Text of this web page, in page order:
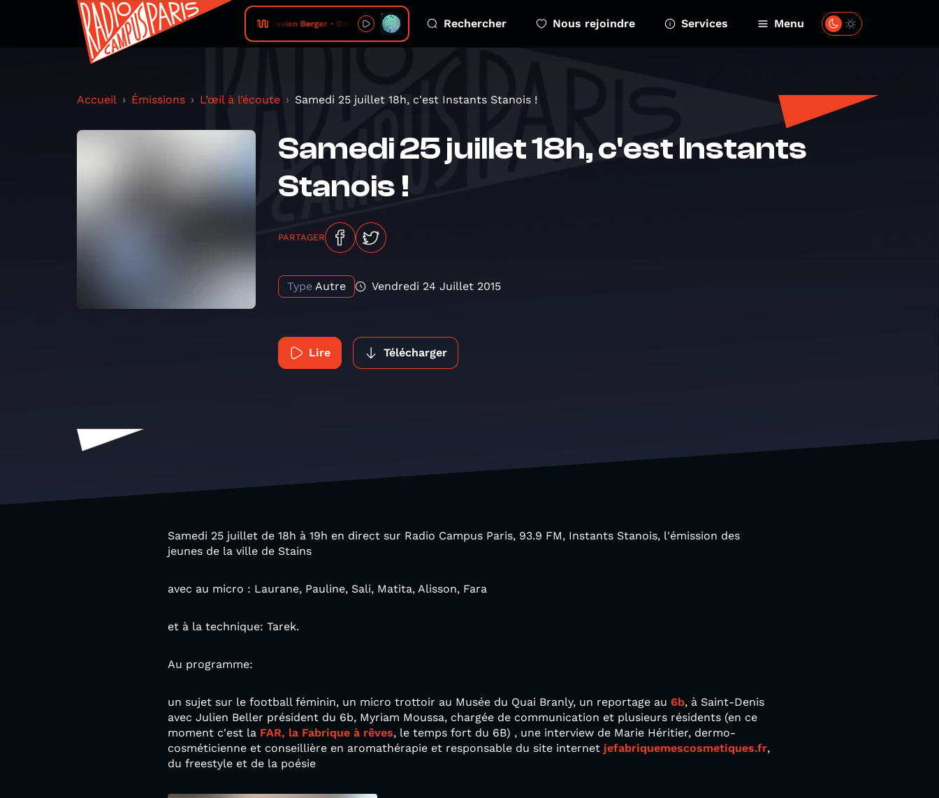
Flavien Berger • Deadline Rechercher Nous rejoindre Services Menu
Accueil Émissions L’œil à l’écoute Samedi 25 juillet 18h, c'est Instants Stanois !
Samedi 25 juillet 18h, c'est Instants
Stanois !
PARTAGER
Type Autre Vendredi 24 Juillet 2015
Lire Télécharger
Samedi 25 juillet de 18h à 19h en direct sur Radio Campus Paris, 93.9 FM, Instants Stanois, l'émission des
jeunes de la ville de Stains
avec au micro : Laurane, Pauline, Sali, Matita, Alisson, Fara
et à la technique: Tarek.
Au programme:
un sujet sur le football féminin, un micro trottoir au Musée du Quai Branly, un reportage au 6b, à Saint-Denis
avec Julien Beller président du 6b, Myriam Moussa, chargée de communication et plusieurs résidents (en ce
moment c'est la FAR, la Fabrique à rêves, le temps fort du 6B) , une interview de Marie Héritier, dermo-
cosméticienne et conseillière en aromathérapie et responsable du site internet jefabriquemescosmetiques.fr,
du freestyle et de la poésie